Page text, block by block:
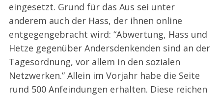
eingesetzt. Grund für das Aus sei unter
anderem auch der Hass, der ihnen online
entgegengebracht wird: “Abwertung, Hass und
Hetze gegenüber Andersdenkenden sind an der
Tagesordnung, vor allem in den sozialen
Netzwerken.” Allein im Vorjahr habe die Seite
rund 500 Anfeindungen erhalten. Diese reichen